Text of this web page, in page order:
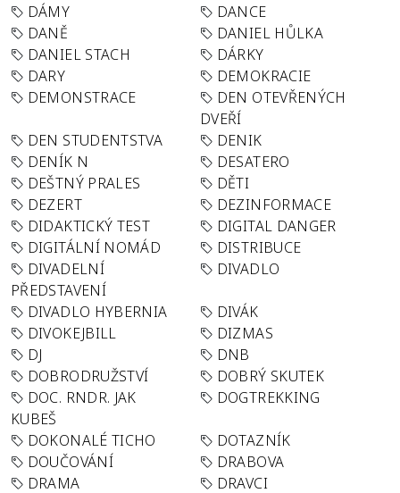
DÁMY
DANCE
DANĚ
DANIEL HŮLKA
DANIEL STACH
DÁRKY
DARY
DEMOKRACIE
DEMONSTRACE
DEN OTEVŘENÝCH
DVEŘÍ
DEN STUDENTSTVA
DENIK
DENÍK N
DESATERO
DEŠTNÝ PRALES
DĚTI
DEZERT
DEZINFORMACE
DIDAKTICKÝ TEST
DIGITAL DANGER
DIGITÁLNÍ NOMÁD
DISTRIBUCE
DIVADELNÍ
PŘEDSTAVENÍ
DIVADLO
DIVADLO HYBERNIA
DIVÁK
DIVOKEJBILL
DIZMAS
DJ
DNB
DOBRODRUŽSTVÍ
DOBRÝ SKUTEK
DOC. RNDR. JAK
KUBEŠ
DOGTREKKING
DOKONALÉ TICHO
DOTAZNÍK
DOUČOVÁNÍ
DRABOVA
DRAMA
DRAVCI